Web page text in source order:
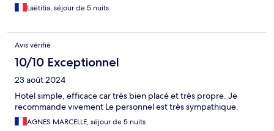
Laëtitia, séjour de 5 nuits
Avis vérifié
10/10 Exceptionnel
23 août 2024
Hotel simple, efficace car très bien placé et très propre. Je
recommande vivement Le personnel est très sympathique.
AGNES MARCELLE, séjour de 5 nuits